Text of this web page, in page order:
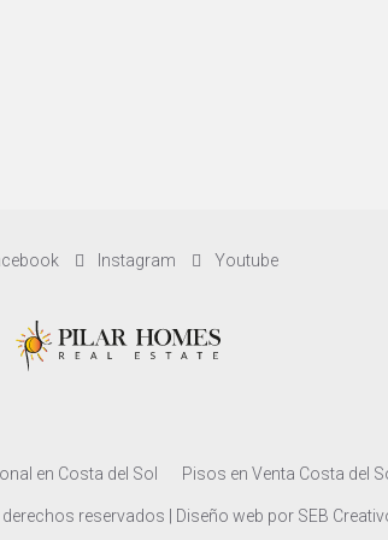
Instagram Youtube
en Costa del Sol Pisos en Venta Costa del
reservados | Diseño web por SEB